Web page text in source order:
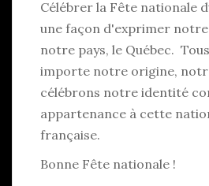
Célébrer la Fête nationale
une façon d'exprimer
notre pays, le Québec.
importe notre origine,
célébrons notre identité
appartenance à cette
française.
Bonne Fête nationale !